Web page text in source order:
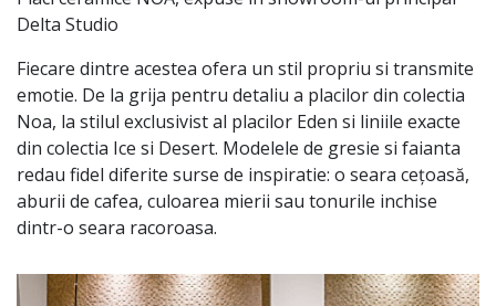
Delta Studio
Fiecare dintre acestea ofera un stil propriu si transmite
emotie. De la grija pentru detaliu a placilor din colectia
Noa, la stilul exclusivist al placilor Eden si liniile exacte
din colectia Ice si Desert. Modelele de gresie si faianta
redau fidel diferite surse de inspiratie: o seara cețoasă,
aburii de cafea, culoarea mierii sau tonurile inchise
dintr-o seara racoroasa.